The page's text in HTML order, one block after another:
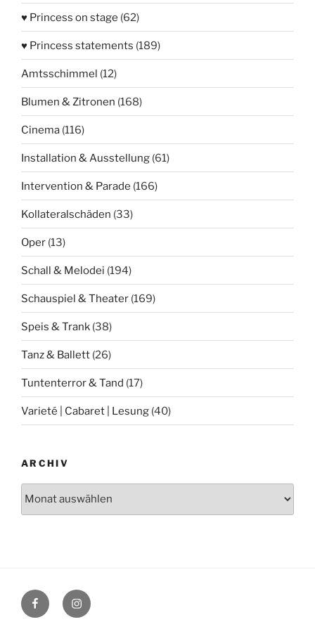
♥ Princess on stage (62)
♥ Princess statements (189)
Amtsschimmel (12)
Blumen & Zitronen (168)
Cinema (116)
Installation & Ausstellung (61)
Intervention & Parade (166)
Kollateralschäden (33)
Oper (13)
Schall & Melodei (194)
Schauspiel & Theater (169)
Speis & Trank (38)
Tanz & Ballett (26)
Tuntenterror & Tand (17)
Varieté | Cabaret | Lesung (40)
ARCHIV
FacebookInstagram